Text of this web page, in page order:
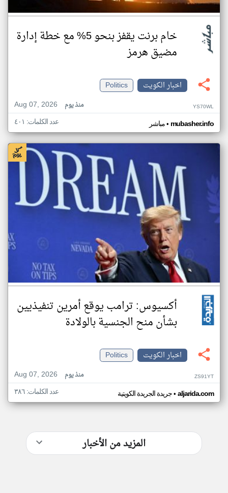
خام برنت يقفز بنحو 5% مع خطة إدارة
مضيق هرمز
اخبار الكويت
Politics
Aug 07, 2026
منذ يوم YS70WL
مباشر• mubasher.info عدد الكلمات: ٤٠١
أكسيوس: ترامب يوقع أمرين تنفيذيين
بشأن منح الجنسية بالولادة
اخبار الكويت
Politics
Aug 07, 2026
منذ يوم ZS91YT
جريدة الجريدة الكويتية• aljarida.com عدد الكلمات: ٣٨٦
المزيد من الأخبار